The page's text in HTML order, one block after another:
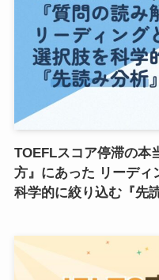
TOEFLスコア停滞の本
方』にあった リーディ
科学的に絞り込む『先